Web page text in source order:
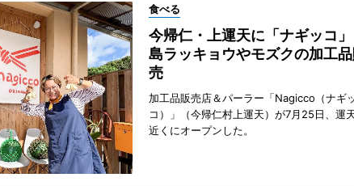
食べる
今帰仁・上運天に「ナギッコ
島ラッキョウやモズクの加工
売
加工品販売店＆パーラー「Nagicco（ナギ
コ）」（今帰仁村上運天）が7月25日、運
近くにオープンした。